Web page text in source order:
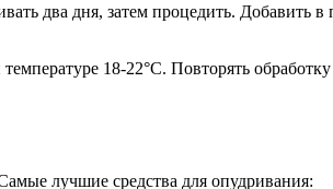
два дня, затем процедить. Добавить
18-22°С. Повторять
лучшие средства для опудривания: